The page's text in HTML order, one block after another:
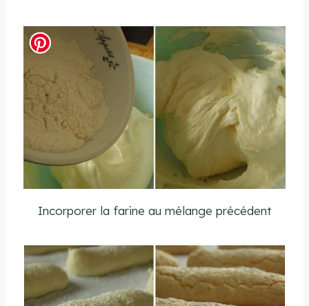
Incorporer la farine au mélange précédent